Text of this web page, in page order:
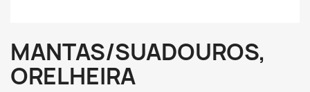
MANTAS/SUADOUROS,
ORELHEIRA